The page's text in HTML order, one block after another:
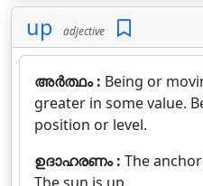
up adjective
അർത്ഥം : Being or
greater in some value.
position or level.
ഉദാഹരണം : The
The sun is up.